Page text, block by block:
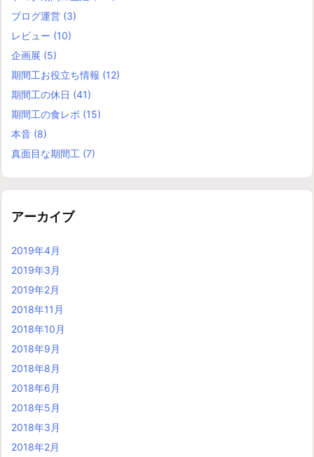
ブログ運営 (3)
レビュー (10)
企画展 (5)
期間工お役立ち情報 (12)
期間工の休日 (41)
期間工の食レポ (15)
本音 (8)
真面目な期間工 (7)
アーカイブ
2019年4月
2019年3月
2019年2月
2018年11月
2018年10月
2018年9月
2018年8月
2018年6月
2018年5月
2018年3月
2018年2月